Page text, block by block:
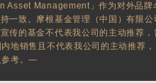
Asset Management」作为对外品
一致。摩根基金管理（中国）有限
传的基金不代表我公司的主动推荐
地销售且不代表我公司的主动推荐，
参考。—